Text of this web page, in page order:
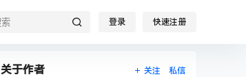
登录 快速注册
关于作者 关注 私信